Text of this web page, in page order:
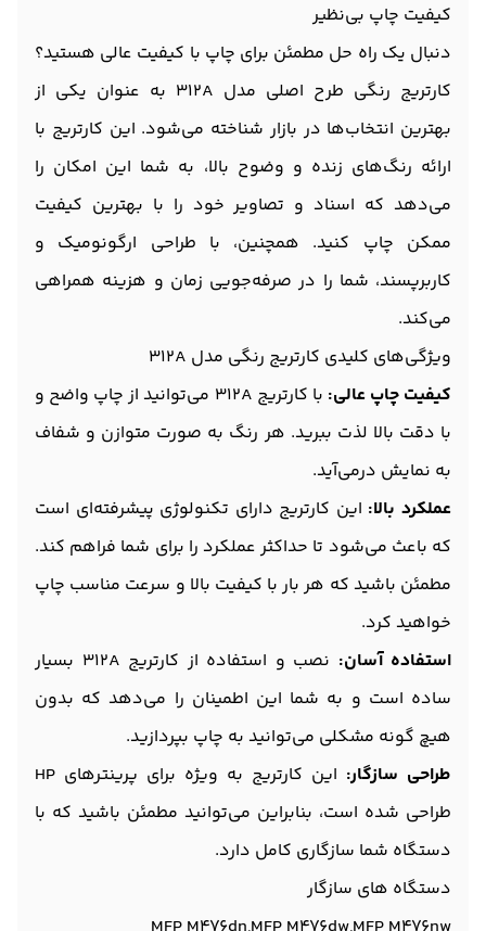
کیفیت چاپ بی‌نظیر
دنبال یک راه حل مطمئن برای چاپ با کیفیت عالی هستید؟
کارتریج رنگی طرح اصلی مدل 312A به عنوان یکی از
بهترین انتخاب‌ها در بازار شناخته می‌شود. این کارتریج با
ارائه رنگ‌های زنده و وضوح بالا، به شما این امکان را
می‌دهد که اسناد و تصاویر خود را با بهترین کیفیت
ممکن چاپ کنید. همچنین، با طراحی ارگونومیک و
کاربرپسند، شما را در صرفه‌جویی زمان و هزینه همراهی
می‌کند.
ویژگی‌های کلیدی کارتریج رنگی مدل 312A
کیفیت چاپ عالی:
با کارتریج 312A می‌توانید از چاپ واضح و
با دقت بالا لذت ببرید. هر رنگ به صورت متوازن و شفاف
به نمایش درمی‌آید.
عملکرد بالا: این کارتریج دارای تکنولوژی پیشرفته‌ای است
که باعث می‌شود تا حداکثر عملکرد را برای شما فراهم کند.
مطمئن باشید که هر بار با کیفیت بالا و سرعت مناسب چاپ
خواهید کرد.
استفاده آسان:
نصب و استفاده از کارتریج 312A بسیار
ساده است و به شما این اطمینان را می‌دهد که بدون
هیچ گونه مشکلی می‌توانید به چاپ بپردازید.
طراحی سازگار:
این کارتریج به ویژه برای پرینترهای HP
طراحی شده است، بنابراین می‌توانید مطمئن باشید که با
دستگاه شما سازگاری کامل دارد.
دستگاه های سازگار